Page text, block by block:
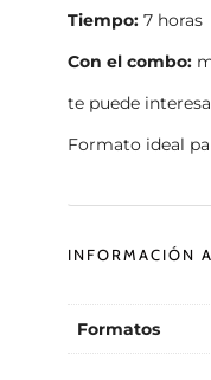
Tiempo: 7 horas
Con el combo:
te puede
Formato ideal
INFORMACIÓN
Formatos